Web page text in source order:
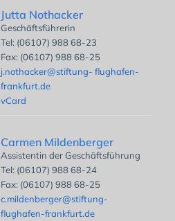
Jutta Nothacker
Geschäftsführerin
Tel: (06107) 988 68-23
Fax: (06107) 988 68-25
j.nothacker@stiftung- flughafen-
frankfurt.de
vCard
Carmen Mildenberger
Assistentin der Geschäftsführung
Tel: (06107) 988 68-24
Fax: (06107) 988 68-25
c.mildenberger@stiftung-
flughafen-frankfurt.de